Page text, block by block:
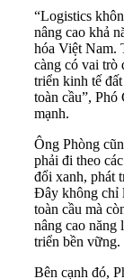
“Logistics
nâng cao khả
hóa Việt Nam.
càng có vai trò
triển kinh tế
toàn cầu”,
mạnh.
Ông Phòng
phải đi theo
đổi xanh, phát
Đây không chỉ
toàn cầu mà
nâng cao năng
triển bền vững.
Bên cạnh đó,